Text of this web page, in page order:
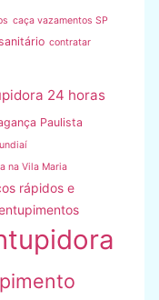
caça vazamentos SP
contratar
24 horas
Paulista
na Vila Maria
rápidos e